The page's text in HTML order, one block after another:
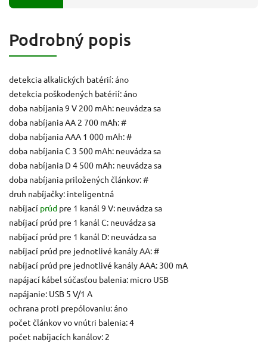
Podrobný popis
detekcia alkalických batérií: áno
detekcia poškodených batérií: áno
doba nabíjania 9 V 200 mAh: neuvádza sa
doba nabíjania AA 2 700 mAh: #
doba nabíjania AAA 1 000 mAh: #
doba nabíjania C 3 500 mAh: neuvádza sa
doba nabíjania D 4 500 mAh: neuvádza sa
doba nabíjania priložených článkov: #
druh nabíjačky: inteligentná
nabíjací prúd pre 1 kanál 9 V: neuvádza sa
nabíjací prúd pre 1 kanál C: neuvádza sa
nabíjací prúd pre 1 kanál D: neuvádza sa
nabíjací prúd pre jednotlivé kanály AA: #
nabíjací prúd pre jednotlivé kanály AAA: 300 mA
napájací kábel súčasťou balenia: micro USB
napájanie: USB 5 V/1 A
ochrana proti prepólovaniu: áno
počet článkov vo vnútri balenia: 4
počet nabíjacích kanálov: 2